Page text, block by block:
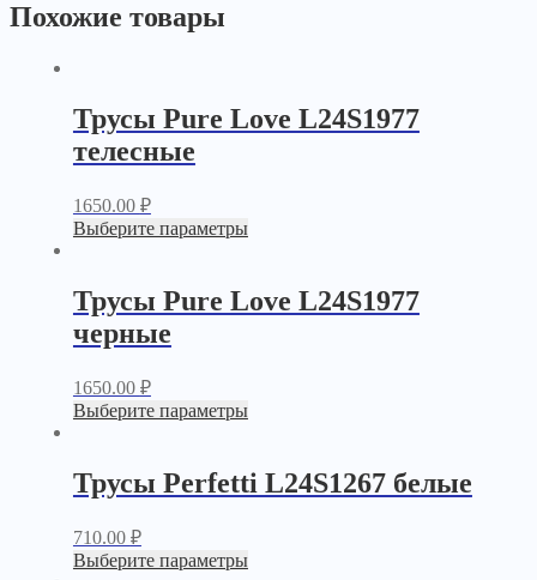
Похожие товары
Трусы Pure Love L24S1977
телесные
1650.00 ₽
Выберите параметры
Трусы Pure Love L24S1977
черные
1650.00 ₽
Выберите параметры
Трусы Perfetti L24S1267 белые
710.00 ₽
Выберите параметры